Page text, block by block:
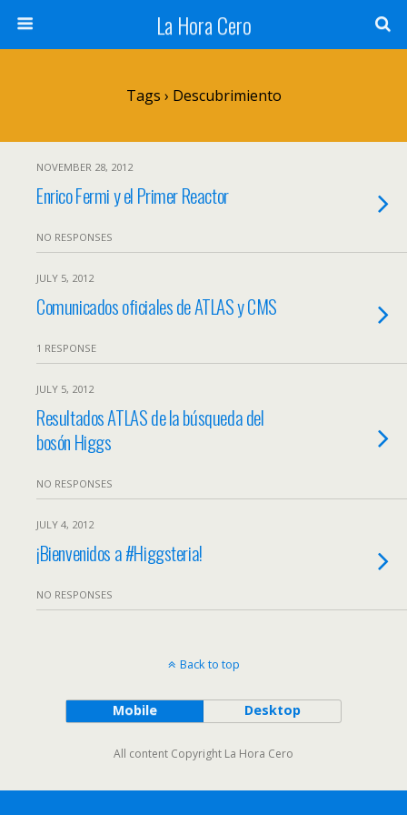
La Hora Cero
Tags › Descubrimiento
NOVEMBER 28, 2012
Enrico Fermi y el Primer Reactor
NO RESPONSES
JULY 5, 2012
Comunicados oficiales de ATLAS y CMS
1 RESPONSE
JULY 5, 2012
Resultados ATLAS de la búsqueda del
bosón Higgs
NO RESPONSES
JULY 4, 2012
¡Bienvenidos a #Higgsteria!
NO RESPONSES
Back to top
Mobile Desktop
All content Copyright La Hora Cero